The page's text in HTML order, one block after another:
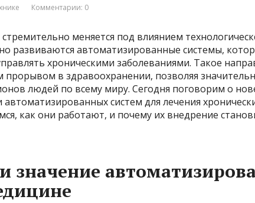
Комментарии: 0
меняется под влиянием
развиваются автоматизированные системы,
хроническими заболеваниями. Такое
прорывом в здравоохранении, позволяя
людей по всему миру. Сегодня поговорим о
автоматизированных систем для лечения
как они работают, и почему их внедрение
значение